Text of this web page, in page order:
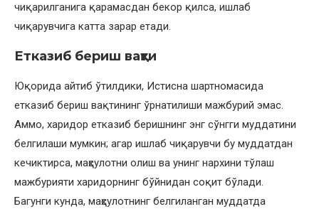
чиқарилганига қарамасдан бекор қилса, ишлаб
чиқарувчига катта зарар етади.
Етказиб бериш вақти
Юқорида айтиб ўтилдики, Истисна шартномасида
етказиб бериш вақтининг ўрнатилиши мажбурий эмас.
Аммо, харидор етказиб беришнинг энг сўнгги муддатини
белгилаши мумкин; агар ишлаб чиқарувчи бу муддатдан
кечиктирса, маҳсулотни олиш ва унинг нархини тўлаш
мажбурияти харидорнинг бўйнидан соқит бўлади.
Багунги кунда, маҳсулотнинг белгиланган муддатда